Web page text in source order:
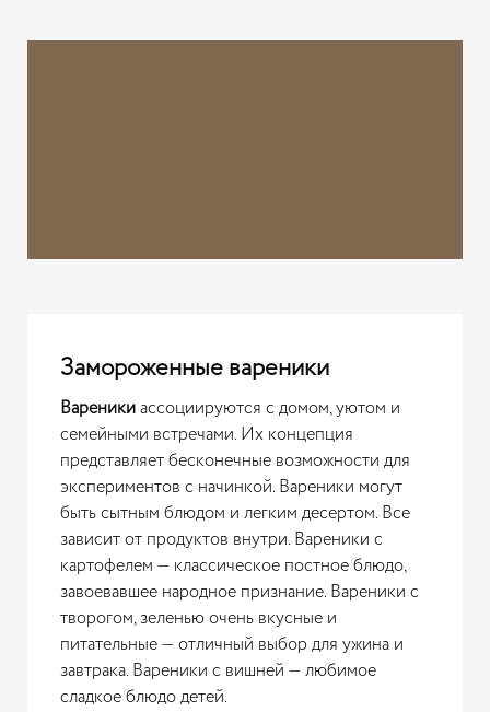
Замороженные вареники
Вареникиассоциируются с домом, уютом и
семейными встречами. Их концепция
представляет бесконечные возможности для
экспериментов с начинкой. Вареники могут
быть сытным блюдом и легким десертом. Все
зависит от продуктов внутри. Вареники с
картофелем — классическое постное блюдо,
завоевавшее народное признание. Вареники с
творогом, зеленью очень вкусные и
питательные — отличный выбор для ужина и
завтрака. Вареники с вишней — любимое
сладкое блюдо детей.